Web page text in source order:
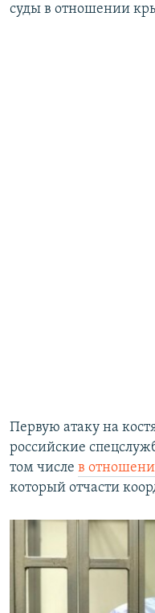
суды в отношении
Первую атаку на
российские
том числе в
который отчасти